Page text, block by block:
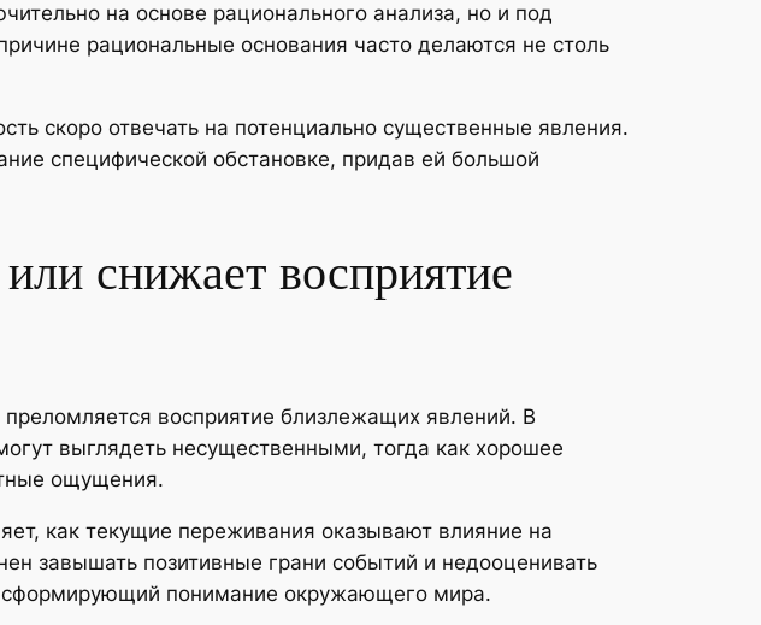
на основе рационального анализа, но и под
рациональные основания часто делаются не столь
скоро отвечать на потенциально существенные явления.
специфической обстановке, придав ей большой
снижает восприятие
восприятие близлежащих явлений. В
выглядеть несущественными, тогда как хорошее
ощущения.
как текущие переживания оказывают влияние на
завышать позитивные грани событий и недооценивать
понимание окружающего мира.